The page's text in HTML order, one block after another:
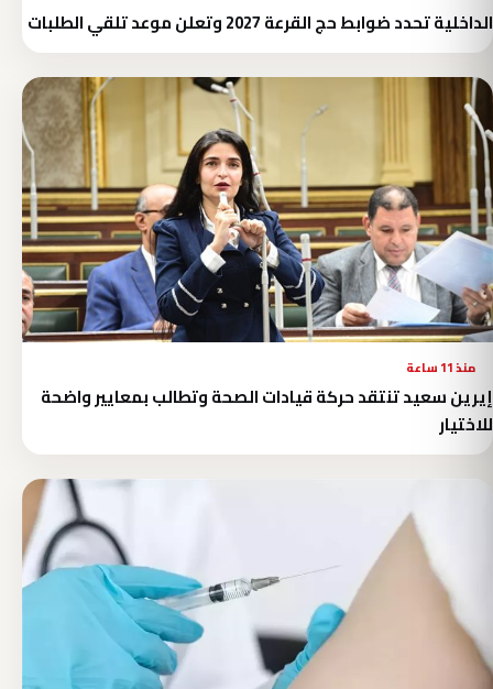
الداخلية تحدد ضوابط حج القرعة 2027 وتعلن موعد تلقي الطلبات
منذ 11 ساعة
إيرين سعيد تنتقد حركة قيادات الصحة وتطالب بمعايير واضحة
للاختيار